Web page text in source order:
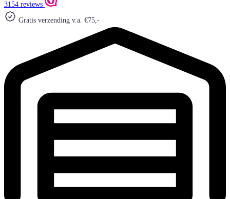
3154 reviews
Gratis verzending v.a. €75,-